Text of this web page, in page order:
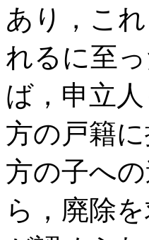
あり，こ
れるに至
ば，申立
方の戸籍
方の子へ
ら，廃除